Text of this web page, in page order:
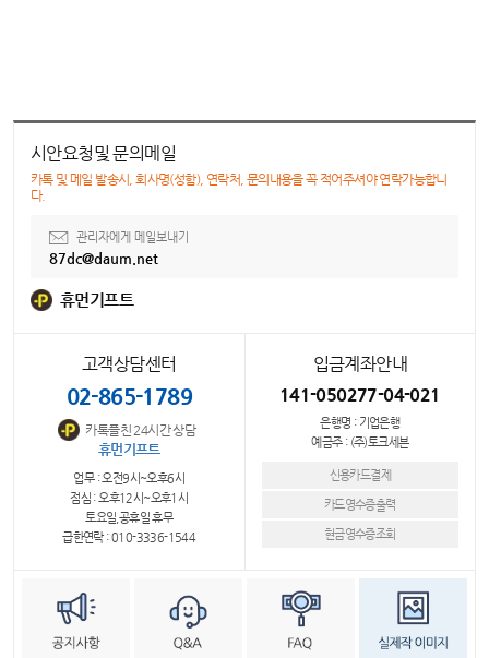
시안요청및 문의메일
카톡 및 메일 발송시, 회사명(성함), 연락처, 문의내용을 꼭 적어주셔야 연락가능합니
다.
관리자에게 메일보내기
87dc@daum.net
휴먼기프트
고객상담센터
02-865-1789
카톡플친 24시간 상담
휴먼기프트
업무 : 오전9시~오후6시
점심 : 오후12시~오후1시
토요일,공휴일 휴무
급한연락 : 010-3336-1544
입금계좌안내
141-050277-04-021
은행명 : 기업은행
예금주 : (주)토크세븐
신용카드결제
카드영수증출력
현금영수증조회